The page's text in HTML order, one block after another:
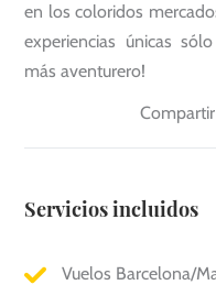
en los coloridos
experiencias únicas
más aventurero!
Servicios incluidos
Vuelos Barcelona/